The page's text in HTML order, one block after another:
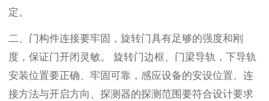
定。
二、门构件连接要牢固，旋转门具有足够的强度和刚
度，保证门开闭灵敏。
旋转门边框、门梁导轨，下导轨
安装位置要正确、牢固可靠，感应设备的安设位置、连
接方法与开启方向、探测器的探测范围要符合设计要求